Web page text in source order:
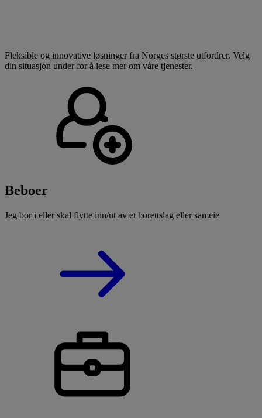
Fleksible og innovative løsninger fra Norges største utfordrer. Velg
din situasjon under for å lese mer om våre tjenester.
Beboer
Jeg bor i eller skal flytte inn/ut av et borettslag eller sameie